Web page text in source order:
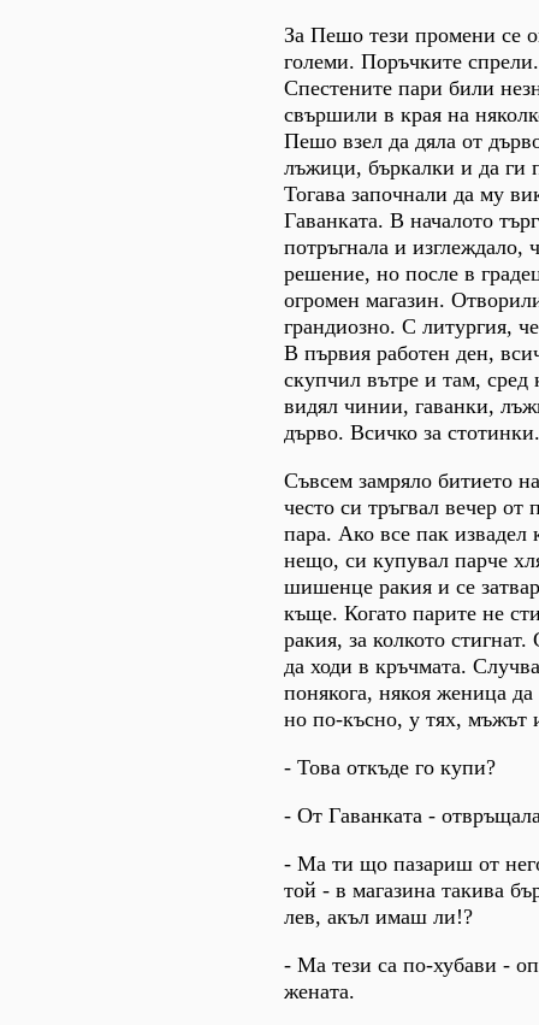
За Пешо тези промени се
големи. Поръчките
Спестените пари били
свършили в края на
Пешо взел да дяла от
лъжици, бъркалки и да ги
Тогава започнали да му
Гаванката. В началото
потръгнала и изглеждало,
решение, но после в
огромен магазин.
грандиозно. С литургия,
В първия работен ден,
скупчил вътре и там, сред
видял чинии, гаванки,
дърво. Всичко за стотинки.
Съвсем замряло битието
често си тръгвал вечер от
пара. Ако все пак извадел
нещо, си купувал парче
шишенце ракия и се
къще. Когато парите не
ракия, за колкото
да ходи в кръчмата.
понякога, някоя женица
но по-късно, у тях, мъжът
- Това откъде го купи?
- От Гаванката -
- Ма ти що пазариш от
той - в магазина такива
лев, акъл имаш ли!?
- Ма тези са по-хубави -
жената.